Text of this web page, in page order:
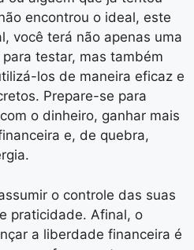
encontrou o ideal, este
você terá não apenas uma
testar, mas também
los de maneira eficaz e
Prepare-se para
o dinheiro, ganhar mais
e, de quebra,
o controle das suas
praticidade. Afinal, o
a liberdade financeira é